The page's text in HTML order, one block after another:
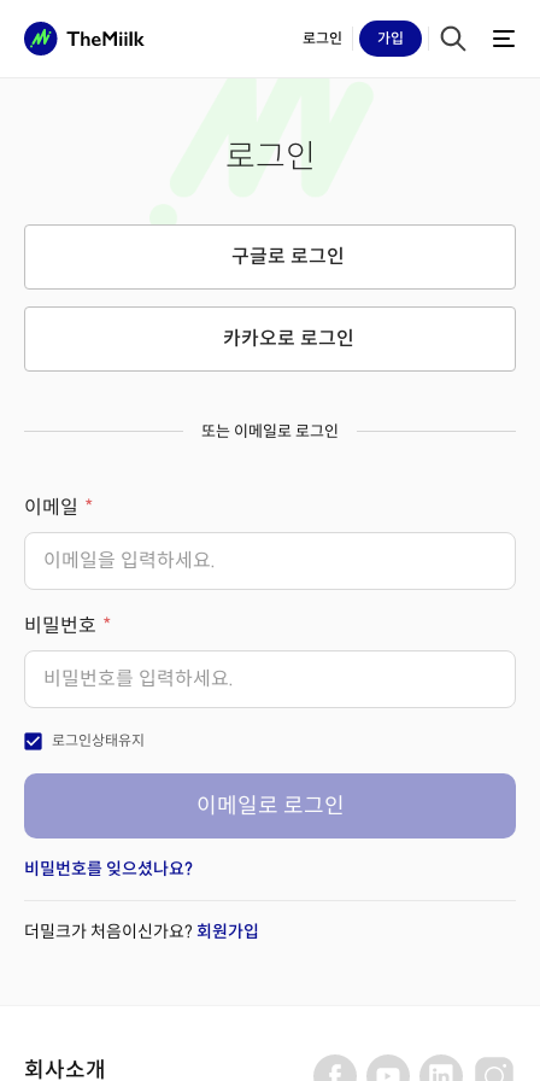
로그인 가입
로그인
구글로 로그인
카카오로 로그인
또는 이메일로 로그인
이메일
비밀번호
check_box 로그인상태유지
이메일로 로그인
비밀번호를 잊으셨나요?
더밀크가 처음이신가요? 회원가입
회사소개